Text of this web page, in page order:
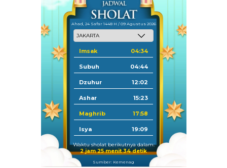
Ahad, 24 Safar 1448 H / 09 Agustus 2026
Imsak 04:34
Subuh 04:44
Dzuhur 12:02
Ashar 15:23
Maghrib 17:58
Isya 19:09
Waktu sholat berikutnya dalam:
2 jam 25 menit 34 detik
Sumber: Kemenag